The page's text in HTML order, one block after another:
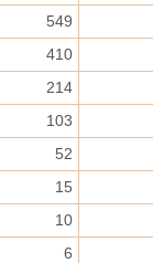
549
410
214
103
52
15
10
6